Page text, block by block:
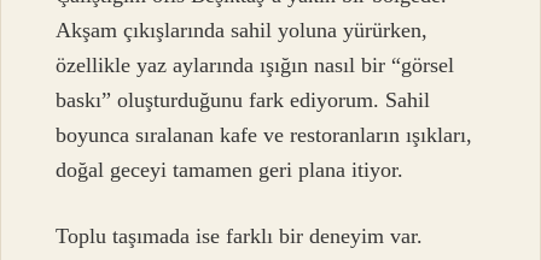
Akşam çıkışlarında sahil yoluna yürürken,
özellikle yaz aylarında ışığın nasıl bir “görsel
baskı” oluşturduğunu fark ediyorum. Sahil
boyunca sıralanan kafe ve restoranların ışıkları,
doğal geceyi tamamen geri plana itiyor.
Toplu taşımada ise farklı bir deneyim var.